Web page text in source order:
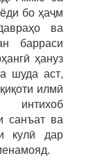
бо ҳаҷм
ва
барраси
ҳануз
шуда аст,
илмӣ
интихоб
санъат ва
кулӣ дар